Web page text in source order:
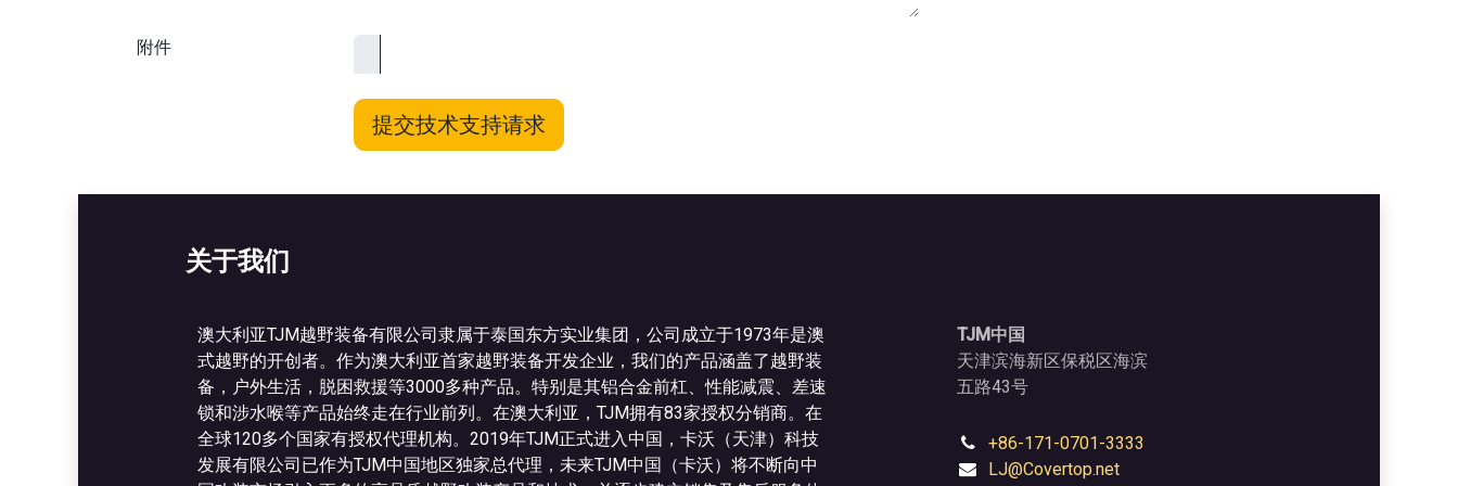
附件
提交技术支持请求
关于我们
澳大利亚TJM越野装备有限公司隶属于泰国东方实业集团，公司成立于1973年是澳
式越野的开创者。作为澳大利亚首家越野装备开发企业，我们的产品涵盖了越野装
备，户外生活，脱困救援等3000多种产品。特别是其铝合金前杠、性能减震、差速
锁和涉水喉等产品始终走在行业前列。在澳大利亚，TJM拥有83家授权分销商。在
全球120多个国家有授权代理机构。2019年TJM正式进入中国，卡沃（天津）科技
发展有限公司已作为TJM中国地区独家总代理，未来TJM中国（卡沃）将不断向中
TJM中国
天津滨海新区保税区海滨
五路43号
+86-171-0701-3333
LJ@Covertop.net